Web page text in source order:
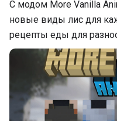
С модом More Vanilla
новые виды лис для
рецепты еды для